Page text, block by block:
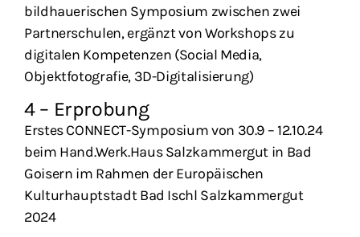
bildhauerischen Symposium zwischen zwei
Partnerschulen, ergänzt von Workshops zu
digitalen Kompetenzen (Social Media,
Objektfotografie, 3D-Digitalisierung)
4 – Erprobung
Erstes CONNECT-Symposium von 30.9 – 12.10.24
beim Hand.Werk.Haus Salzkammergut in Bad
Goisern im Rahmen der Europäischen
Kulturhauptstadt Bad Ischl Salzkammergut
2024